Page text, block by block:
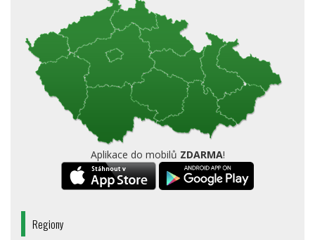
Aplikace do mobilů ZDARMA!
Regiony